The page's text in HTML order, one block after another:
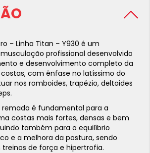
– Linha Titan – Y930 é um
profissional desenvolvido
e desenvolvimento completo da
com ênfase no latíssimo do
nos romboides, trapézio, deltoides
é fundamental para a
costas mais fortes, densas e bem
também para o equilíbrio
e a melhora da postura, sendo
treinos de força e hipertrofia.